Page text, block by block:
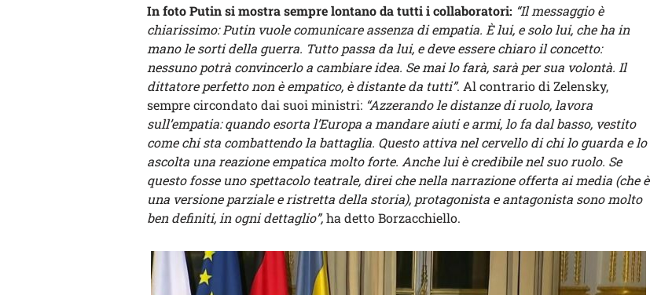
In foto Putin si mostra sempre lontano da tutti i collaboratori: “Il messaggio è
chiarissimo: Putin vuole comunicare assenza di empatia. È lui, e solo lui, che ha in
mano le sorti della guerra. Tutto passa da lui, e deve essere chiaro il concetto:
nessuno potrà convincerlo a cambiare idea. Se mai lo farà, sarà per sua volontà. Il
dittatore perfetto non è empatico, è distante da tutti”. Al contrario di Zelensky,
sempre circondato dai suoi ministri: “Azzerando le distanze di ruolo, lavora
sull’empatia: quando esorta l’Europa a mandare aiuti e armi, lo fa dal basso, vestito
come chi sta combattendo la battaglia. Questo attiva nel cervello di chi lo guarda e lo
ascolta una reazione empatica molto forte. Anche lui è credibile nel suo ruolo. Se
questo fosse uno spettacolo teatrale, direi che nella narrazione offerta ai media (che è
una versione parziale e ristretta della storia), protagonista e antagonista sono molto
ben definiti, in ogni dettaglio”,ha detto Borzacchiello.